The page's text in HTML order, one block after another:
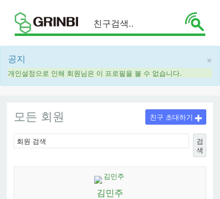
×
공지
개인설정으로 인해 회원님은 이 프로필을 볼 수 없습니다.
모든 회원
검
색
친구 초대하기
김민주